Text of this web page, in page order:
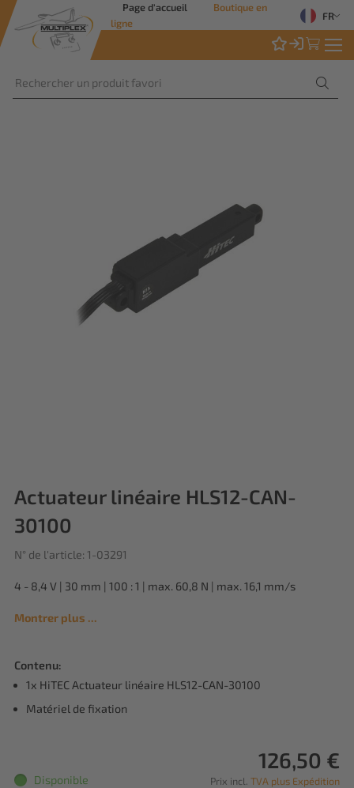
Page d'accueil
Boutique en
ligne
FR
Actuateur linéaire HLS12-CAN-
30100
N° de l'article: 1-03291
4 - 8,4 V | 30 mm | 100 : 1 | max. 60,8 N | max. 16,1 mm/s
Montrer plus ...
Contenu:
1x HiTEC Actuateur linéaire HLS12-CAN-30100
Matériel de fixation
126,50 €
Prix incl. TVA plus Expédition
Disponible